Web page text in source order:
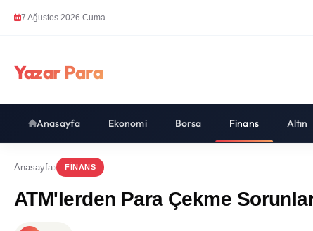
7 Ağustos 2026 Cuma
Yazar Para
Anasayfa Ekonomi Borsa Finans Altın
Anasayfa FINANS
ATM'lerden Para Çekme